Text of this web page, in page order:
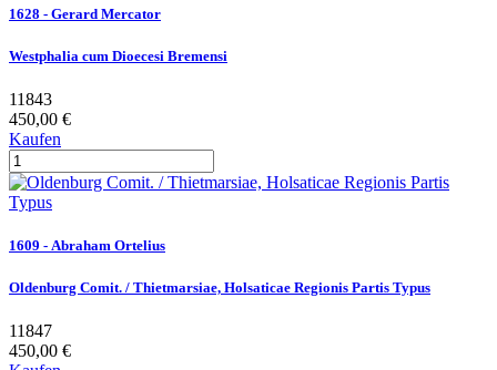
1628 - Gerard Mercator
Westphalia cum Dioecesi Bremensi
11843
450,00 €
Kaufen
1609 - Abraham Ortelius
Oldenburg Comit. / Thietmarsiae, Holsaticae Regionis Partis Typus
11847
450,00 €